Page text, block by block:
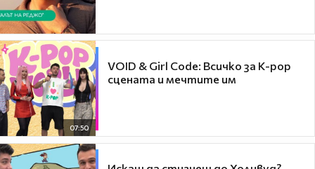
07:50
VOID & Girl Code: Всичко за K-pop
сцената и мечтите им